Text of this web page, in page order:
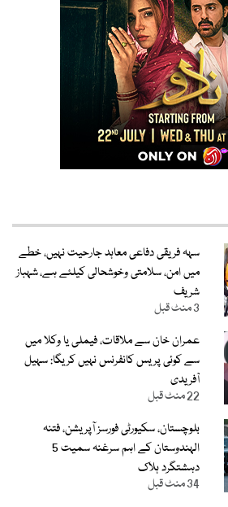
سہہ فریقی دفاعی معاہد جارحیت نہیں، خطے
میں امن، سلامتی وخوشحالی کیلئے ہے، شہباز
شریف
3 منٹ قبل
عمران خان سے ملاقات، فیملی یا وکلا میں
سے کوئی پریس کانفرنس نہیں کریگا: سہیل
آفریدی
22 منٹ قبل
بلوچستان، سکیورٹی فورسز آپریشن، فتنہ
الہندوستان کے اہم سرغنہ سمیت 5
دہشتگرد ہلاک
34 منٹ قبل